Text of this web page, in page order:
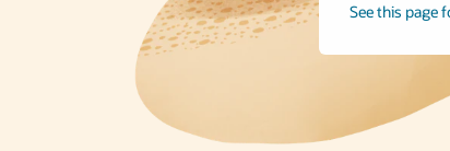
See this page